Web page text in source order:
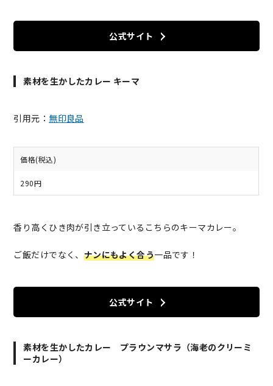
公式サイト
素材を生かしたカレー キーマ
引用元： 無印良品
価格(税込)
290円
香り高くひき肉が引き立っているこちらのキーマカレー。
ご飯だけでなく、 ナンにもよく合う一品です！
公式サイト
素材を生かしたカレー プラウンマサラ（海老のクリーミ
ーカレー）